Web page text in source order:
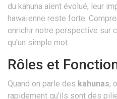
du kahuna aient évolué, leur
hawaïenne reste forte.
enrichir notre perspective sur
qu'un simple mot.
Rôles et
Quand on parle des kahunas,
rapidement qu'ils sont des